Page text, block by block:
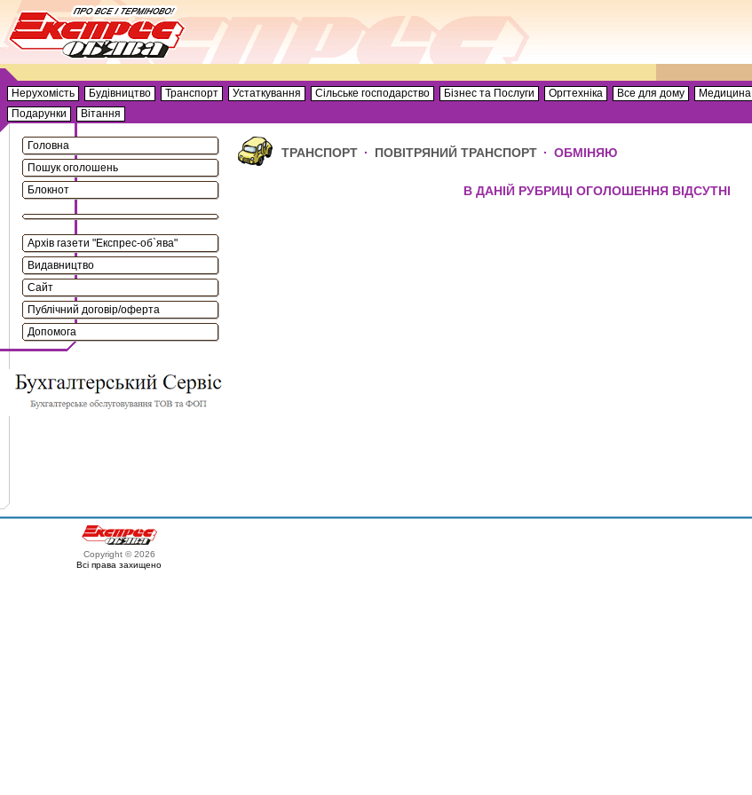
Нерухомість Будівництво Транспорт Устаткування Сільське господарство Бізнес та Послуги Оргтехніка Все для дому Медицина
Подарунки
Вітання
Головна
Пошук оголошень
Блокнот
Архів газети "Експрес-об`ява"
Видавництво
Сайт
Публічний договір/оферта
Допомога
ТРАНСПОРТ · ПОВІТРЯНИЙ ТРАНСПОРТ · ОБМІНЯЮ
В ДАНІЙ РУБРИЦІ ОГОЛОШЕННЯ ВІДСУТНІ
Copyright © 2026
Всі права захищено